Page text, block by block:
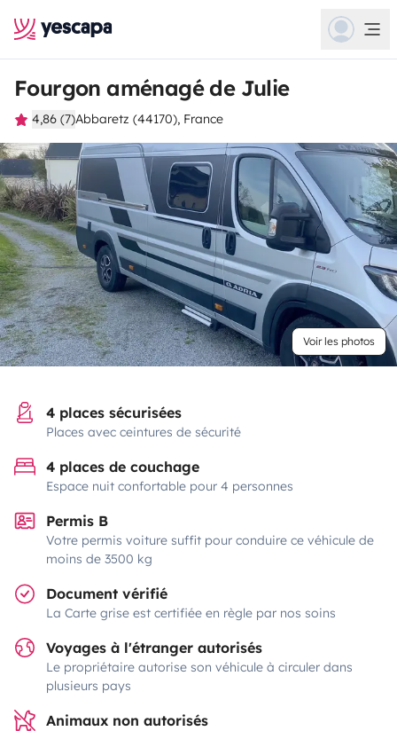
Fourgon aménagé de Julie
4,86 (7)Abbaretz (44170), France
Voir les photos
4 places sécurisées
Places avec ceintures de sécurité
4 places de couchage
Espace nuit confortable pour 4 personnes
Permis B
Votre permis voiture suffit pour conduire ce véhicule de
moins de 3500 kg
Document vérifié
La Carte grise est certifiée en règle par nos soins
Voyages à l'étranger autorisés
Le propriétaire autorise son véhicule à circuler dans
plusieurs pays
Animaux non autorisés